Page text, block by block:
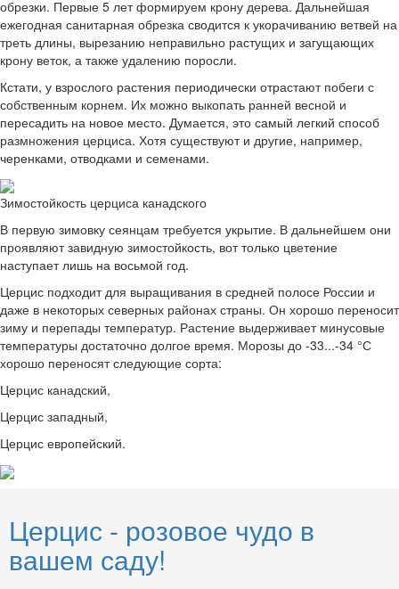
обрезки. Первые 5 лет формируем крону дерева. Дальнейшая
ежегодная санитарная обрезка сводится к укорачиванию ветвей на
треть длины, вырезанию неправильно растущих и загущающих
крону веток, а также удалению поросли.
Кстати, у взрослого растения периодически отрастают побеги с
собственным корнем. Их можно выкопать ранней весной и
пересадить на новое место. Думается, это самый легкий способ
размножения церциса. Хотя существуют и другие, например,
черенками, отводками и семенами.
Зимостойкость церциса канадского
В первую зимовку сеянцам требуется укрытие. В дальнейшем они
проявляют завидную зимостойкость, вот только цветение
наступает лишь на восьмой год.
Церцис подходит для выращивания в средней полосе России и
даже в некоторых северных районах страны. Он хорошо переносит
зиму и перепады температур. Растение выдерживает минусовые
температуры достаточно долгое время. Морозы до -33...-34 °С
хорошо переносят следующие сорта:
Церцис канадский,
Церцис западный,
Церцис европейский.
Церцис - розовое чудо в
вашем саду!